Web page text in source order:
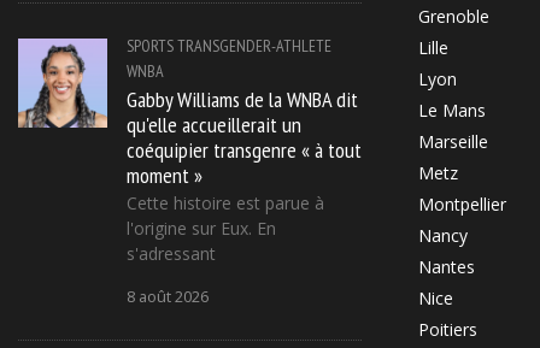
SPORTSTRANSGENDER-ATHLETE
WNBA
Gabby Williams de la WNBA dit
qu'elle accueillerait un
coéquipier transgenre « à tout
moment »
Cette histoire est parue à
l'origine sur Eux. En
s'adressant
8 août 2026
Grenoble
Lille
Lyon
Le Mans
Marseille
Metz
Montpellier
Nancy
Nantes
Nice
Poitiers